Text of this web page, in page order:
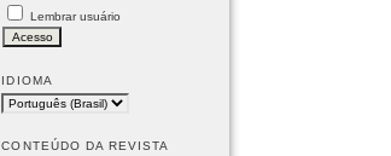
Lembrar usuário
IDIOMA
CONTEÚDO DA REVISTA